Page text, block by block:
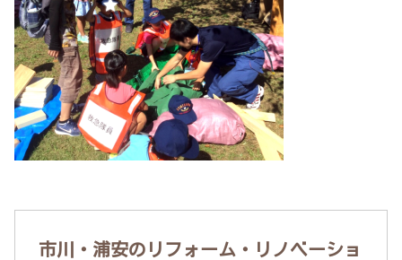
市川・浦安のリフォーム・リノベーショ